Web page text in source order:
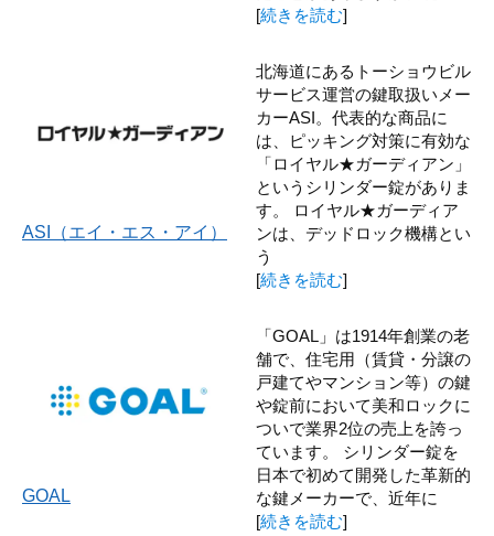
[続きを読む]
ASI（エイ・エス・アイ）
北海道にあるトーショウビル
サービス運営の鍵取扱いメー
カーASI。代表的な商品に
は、ピッキング対策に有効な
「ロイヤル★ガーディアン」
というシリンダー錠がありま
す。 ロイヤル★ガーディア
ンは、デッドロック機構とい
う
[続きを読む]
GOAL
「GOAL」は1914年創業の老
舗で、住宅用（賃貸・分譲の
戸建てやマンション等）の鍵
や錠前において美和ロックに
ついで業界2位の売上を誇っ
ています。 シリンダー錠を
日本で初めて開発した革新的
な鍵メーカーで、近年に
[続きを読む]